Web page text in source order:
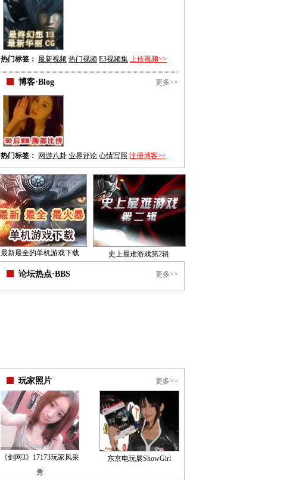
热门标签： 最新视频 热门视频 E3视频集 上传视频>>
更多>>
博客·Blog
热门标签： 网游八卦 业界评论 心情写照 注册博客>>
最新最全的单机游戏下载 史上最难游戏第2辑
更多>>
论坛热点·BBS
更多>>
玩家照片
《剑网3》17173玩家风采
秀
东京电玩展ShowGirl